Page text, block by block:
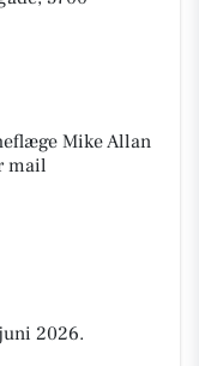
Mike Allan
mail
2026.